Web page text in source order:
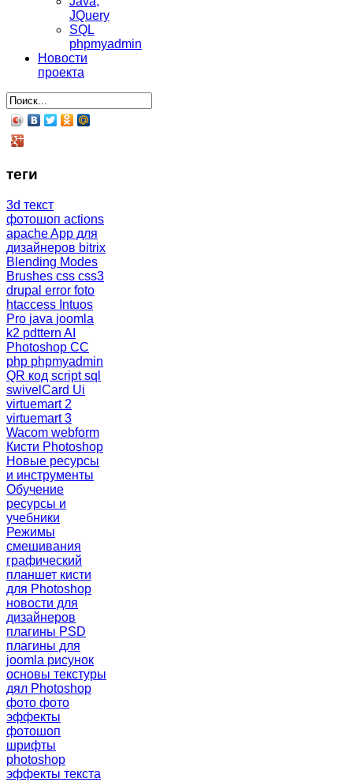
JQuery
SQL
phpmyadmin
Новости
проекта
теги
3d текст
фотошоп actions
apacheApp для
дизайнеров bitrix
Blending Modes
Brushes css css3
drupal error foto
htaccess Intuos
Pro java joomla
k2 pdttern AI
Photoshop CC
php phpmyadmin
QR код scriptsql
swivelCard Ui
virtuemart 2
virtuemart 3
Wacom webform
Кисти Photoshop
Новые ресурсы
и инструменты
Обучение
ресурсы и
учебники
Режимы
смешивания
графический
планшет кисти
для Photoshop
новости для
дизайнеров
плагины PSD
плагины для
joomla рисунок
основы текстуры
дял Photoshop
фото фото
эффекты
фотошоп
шрифты
photoshop
эффекты текста